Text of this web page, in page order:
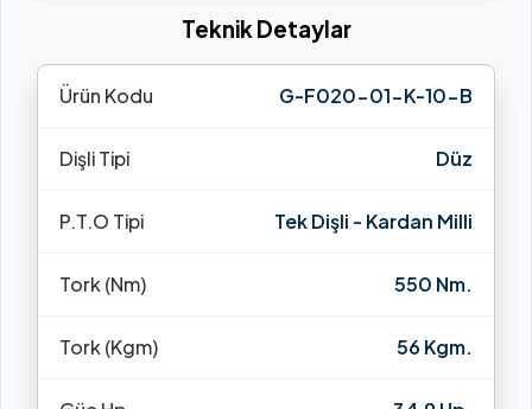
Teknik Detaylar
Ürün Kodu G-F020-01-K-10-B
Dişli Tipi Düz
P.T.O Tipi Tek Dişli - Kardan Milli
Tork (Nm) 550 Nm.
Tork (Kgm) 56 Kgm.